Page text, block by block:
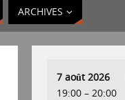
ARCHIVES
7 août 2026
19:00 – 20:00